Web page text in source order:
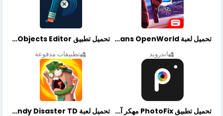
تحميل لعبة Gangstar New Orleans OpenWorld مهكرة أخر إصدار
اندرويد
تحميل تطبيق Retouch Remove Objects Editor مهكرة اخر إصدار
تطبيقات مدفوعة
تحميل تطبيق PhotoFix مهكر آخر إصدار تحميل لعبة Candy Disaster TD مهكرة اخر إصدار